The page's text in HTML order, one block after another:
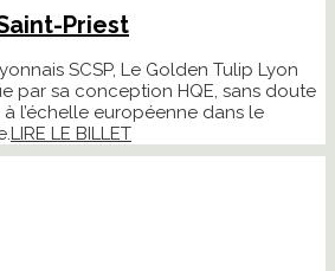
Priest
SCSP, Le Golden Tulip Lyon
par sa conception HQE, sans doute
l’échelle européenne dans le
LIRE LE BILLET